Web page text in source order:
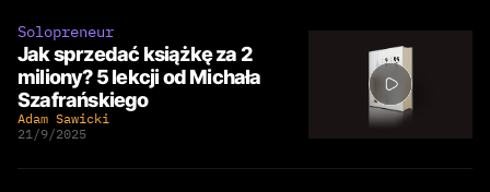
Solopreneur
Jak sprzedać książkę za 2
miliony? 5 lekcji od Michała
Szafrańskiego
Adam Sawicki
21/9/2025